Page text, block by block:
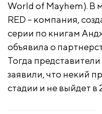
World of Mayhem). В
RED – компания,
серии по книгам
объявила о
Тогда
заявили, что некий
стадии и не выйдет в